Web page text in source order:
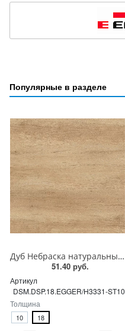
Популярные в разделе
Дуб Небраска натуральный H3331 ST10 EGGER ЛДСП 18 мм
51.40 руб.
Артикул
DSM.DSP.18.EGGER/H3331-ST10
Толщина
10 18